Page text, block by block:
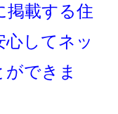
掲載する住
心してネッ
ができま